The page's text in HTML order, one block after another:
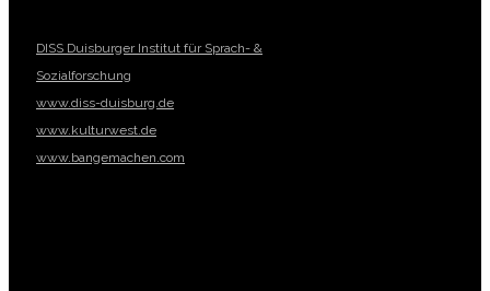
DISS Duisburger Institut für Sprach- &
Sozialforschung
www.diss-duisburg.de
www.kulturwest.de
www.bangemachen.com